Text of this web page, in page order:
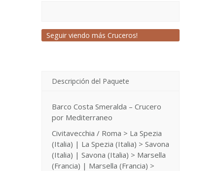
Seguir viendo más Cruceros!
Descripción del Paquete
Barco Costa Smeralda – Crucero
por Mediterraneo
Civitavecchia / Roma > La Spezia
(Italia) | La Spezia (Italia) > Savona
(Italia) | Savona (Italia) > Marsella
(Francia) | Marsella (Francia) >